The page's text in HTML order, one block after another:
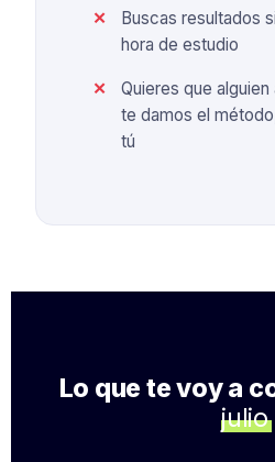
Buscas resultados
hora de estudio
Quieres que
te damos el
tú
Lo que te voy a
julio